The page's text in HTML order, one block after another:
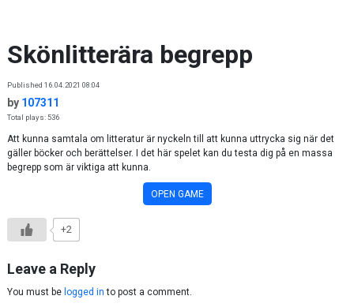
Skönlitterära begrepp
Published 16.04.2021 08:04
by 107311
Total plays: 536
Att kunna samtala om litteratur är nyckeln till att kunna uttrycka sig när det
gäller böcker och berättelser. I det här spelet kan du testa dig på en massa
begrepp som är viktiga att kunna.
OPEN GAME
+2
Leave a Reply
You must be logged in to post a comment.